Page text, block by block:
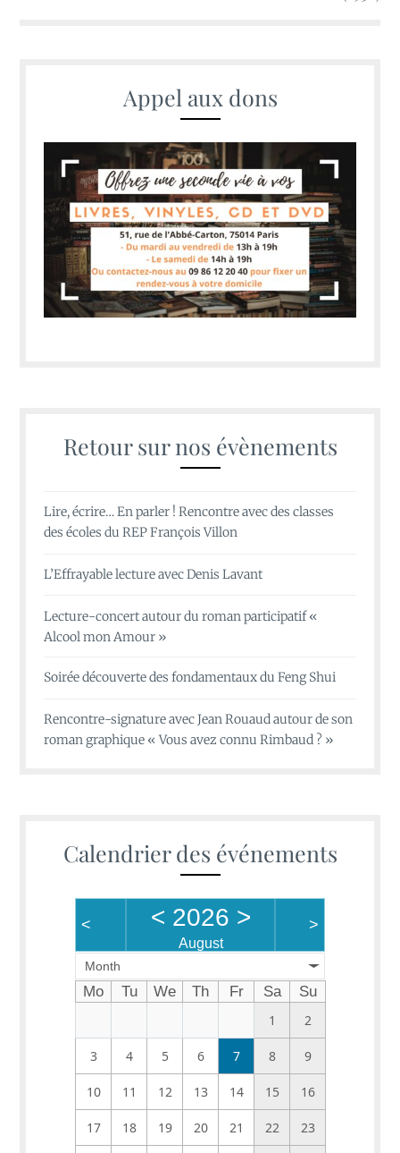
Appel aux dons
Retour sur nos évènements
Lire, écrire… En parler ! Rencontre avec des classes
des écoles du REP François Villon
L’Effrayable lecture avec Denis Lavant
Lecture-concert autour du roman participatif «
Alcool mon Amour »
Soirée découverte des fondamentaux du Feng Shui
Rencontre-signature avec Jean Rouaud autour de son
roman graphique « Vous avez connu Rimbaud ? »
Calendrier des événements
< < 2026 >
August
>
Month
Mo Tu We Th Fr Sa
Su
1
2
3 4 5 6 7 8 9
10 11 12 13 14 15 16
17 18 19 20 21 22 23